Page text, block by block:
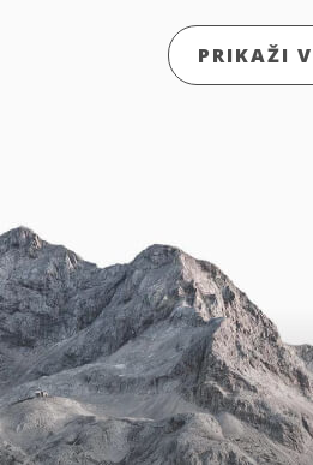
PRIKAŽI